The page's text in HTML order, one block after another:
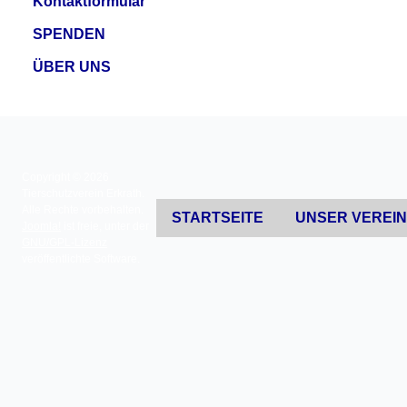
SPENDEN
ÜBER UNS
STARTSEITE UNSER VEREIN